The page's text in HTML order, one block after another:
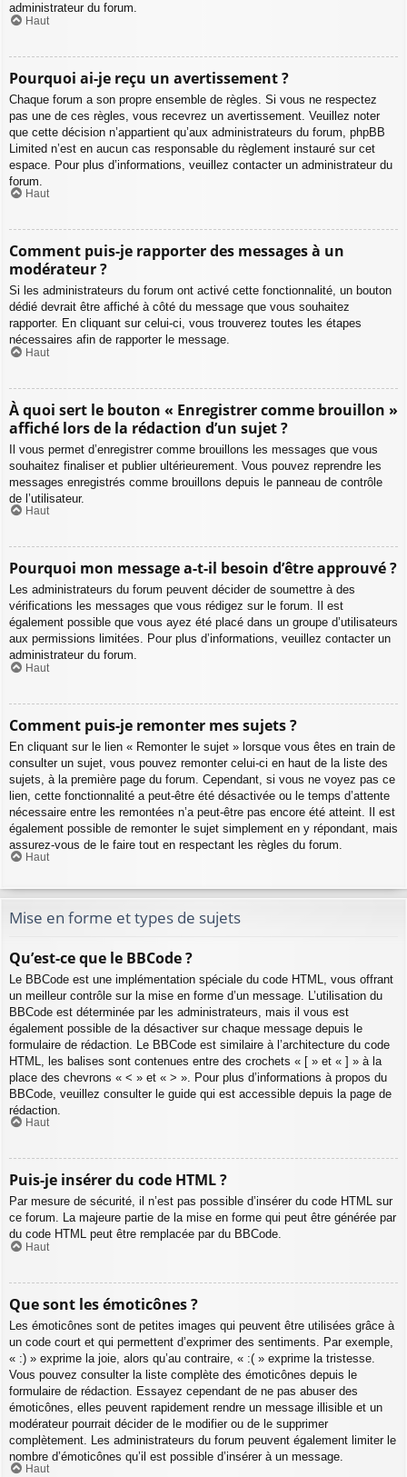
administrateur du forum.
Haut
Pourquoi ai-je reçu un avertissement ?
Chaque forum a son propre ensemble de règles. Si vous ne respectez
pas une de ces règles, vous recevrez un avertissement. Veuillez noter
que cette décision n’appartient qu’aux administrateurs du forum, phpBB
Limited n’est en aucun cas responsable du règlement instauré sur cet
espace. Pour plus d’informations, veuillez contacter un administrateur du
forum.
Haut
Comment puis-je rapporter des messages à un
modérateur ?
Si les administrateurs du forum ont activé cette fonctionnalité, un bouton
dédié devrait être affiché à côté du message que vous souhaitez
rapporter. En cliquant sur celui-ci, vous trouverez toutes les étapes
nécessaires afin de rapporter le message.
Haut
À quoi sert le bouton « Enregistrer comme brouillon »
affiché lors de la rédaction d’un sujet ?
Il vous permet d’enregistrer comme brouillons les messages que vous
souhaitez finaliser et publier ultérieurement. Vous pouvez reprendre les
messages enregistrés comme brouillons depuis le panneau de contrôle
de l’utilisateur.
Haut
Pourquoi mon message a-t-il besoin d’être approuvé ?
Les administrateurs du forum peuvent décider de soumettre à des
vérifications les messages que vous rédigez sur le forum. Il est
également possible que vous ayez été placé dans un groupe d’utilisateurs
aux permissions limitées. Pour plus d’informations, veuillez contacter un
administrateur du forum.
Haut
Comment puis-je remonter mes sujets ?
En cliquant sur le lien « Remonter le sujet » lorsque vous êtes en train de
consulter un sujet, vous pouvez remonter celui-ci en haut de la liste des
sujets, à la première page du forum. Cependant, si vous ne voyez pas ce
lien, cette fonctionnalité a peut-être été désactivée ou le temps d’attente
nécessaire entre les remontées n’a peut-être pas encore été atteint. Il est
également possible de remonter le sujet simplement en y répondant, mais
assurez-vous de le faire tout en respectant les règles du forum.
Haut
Mise en forme et types de sujets
Qu’est-ce que le BBCode ?
Le BBCode est une implémentation spéciale du code HTML, vous offrant
un meilleur contrôle sur la mise en forme d’un message. L’utilisation du
BBCode est déterminée par les administrateurs, mais il vous est
également possible de la désactiver sur chaque message depuis le
formulaire de rédaction. Le BBCode est similaire à l’architecture du code
HTML, les balises sont contenues entre des crochets « [ » et « ] » à la
place des chevrons « < » et « > ». Pour plus d’informations à propos du
BBCode, veuillez consulter le guide qui est accessible depuis la page de
rédaction.
Haut
Puis-je insérer du code HTML ?
Par mesure de sécurité, il n’est pas possible d’insérer du code HTML sur
ce forum. La majeure partie de la mise en forme qui peut être générée par
du code HTML peut être remplacée par du BBCode.
Haut
Que sont les émoticônes ?
Les émoticônes sont de petites images qui peuvent être utilisées grâce à
un code court et qui permettent d’exprimer des sentiments. Par exemple,
« :) » exprime la joie, alors qu’au contraire, « :( » exprime la tristesse.
Vous pouvez consulter la liste complète des émoticônes depuis le
formulaire de rédaction. Essayez cependant de ne pas abuser des
émoticônes, elles peuvent rapidement rendre un message illisible et un
modérateur pourrait décider de le modifier ou de le supprimer
complètement. Les administrateurs du forum peuvent également limiter le
nombre d’émoticônes qu’il est possible d’insérer à un message.
Haut